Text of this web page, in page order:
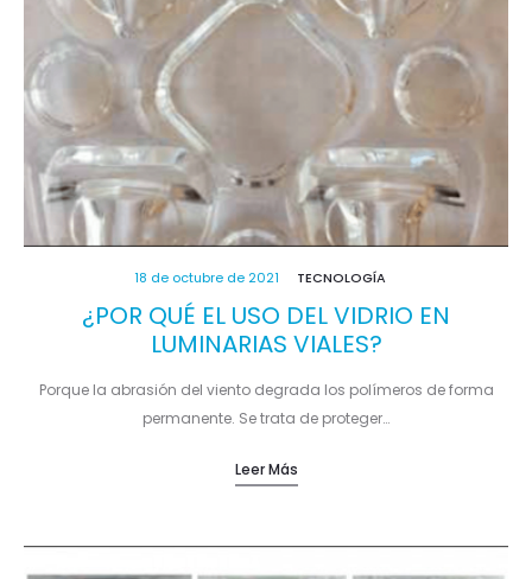
18 de octubre de 2021 TECNOLOGÍA
¿POR QUÉ EL USO DEL VIDRIO EN
LUMINARIAS VIALES?
Porque la abrasión del viento degrada los polímeros de forma
permanente. Se trata de proteger…
Leer Más